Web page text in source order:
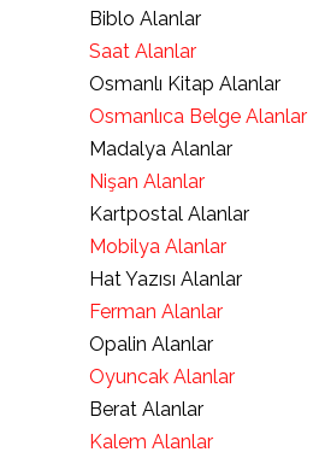
Biblo Alanlar
Saat Alanlar
Osmanlı Kitap Alanlar
Osmanlıca Belge Alanlar
Madalya Alanlar
Nişan Alanlar
Kartpostal Alanlar
Mobilya Alanlar
Hat Yazısı Alanlar
Ferman Alanlar
Opalin Alanlar
Oyuncak Alanlar
Berat Alanlar
Kalem Alanlar